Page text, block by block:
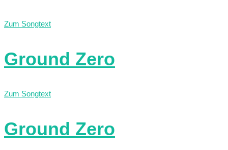
Zum Songtext
Ground Zero
Zum Songtext
Ground Zero